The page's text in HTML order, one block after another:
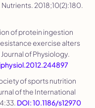
Nutrients. 2018;10(2):180.
of protein ingestion
exercise alters
Journal of Physiology.
jphysiol.2012.244897
of sports nutrition
of the International
DOI: 10.1186/s12970